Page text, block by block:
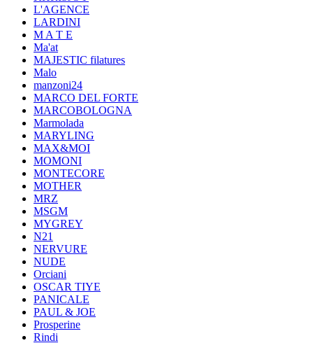
L'AGENCE
LARDINI
M A T E
Ma'at
MAJESTIC filatures
Malo
manzoni24
MARCO DEL FORTE
MARCOBOLOGNA
Marmolada
MARYLING
MAX&MOI
MOMONI
MONTECORE
MOTHER
MRZ
MSGM
MYGREY
N21
NERVURE
NUDE
Orciani
OSCAR TIYE
PANICALE
PAUL & JOE
Prosperine
Rindi